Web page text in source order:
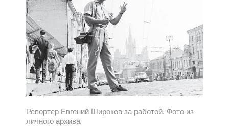
Репортер Евгений Широков за работой. Фото из
личного архива